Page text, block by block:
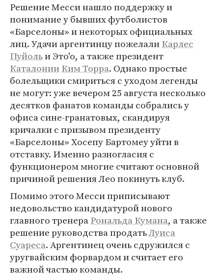
Решение Месси нашло поддержку и
понимание у бывших футболистов
«Барселоны» и некоторых официальных
лиц. Удачи аргентинцу пожелалиКарлес
Пуйольи Это'о, а также президент
КаталонииКим Торра. Однако простые
болельщики смириться с уходом легенды
не могут: уже вечером 25 августа несколько
десятков фанатов команды собрались у
офиса сине-гранатовых, скандируя
кричалки с призывом президенту
«Барселоны» Хосепу Бартомеу уйти в
отставку. Именно разногласия с
функционером многие считают основной
причиной решения Лео покинуть клуб.
Помимо этого Месси приписывают
недовольство кандидатурой нового
главного тренераРональда Кумана, а также
решение руководства продатьЛуиса
Суареса. Аргентинец очень сдружился с
уругвайским форвардом и считает его
важной частью команды.